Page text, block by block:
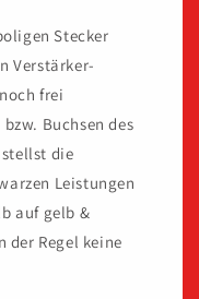
Stecker
Verstärker-
frei
Buchsen des
stellst die
Leistungen
auf gelb &
der Regel keine